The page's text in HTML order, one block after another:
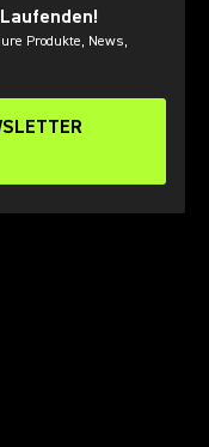
Produkte, News,